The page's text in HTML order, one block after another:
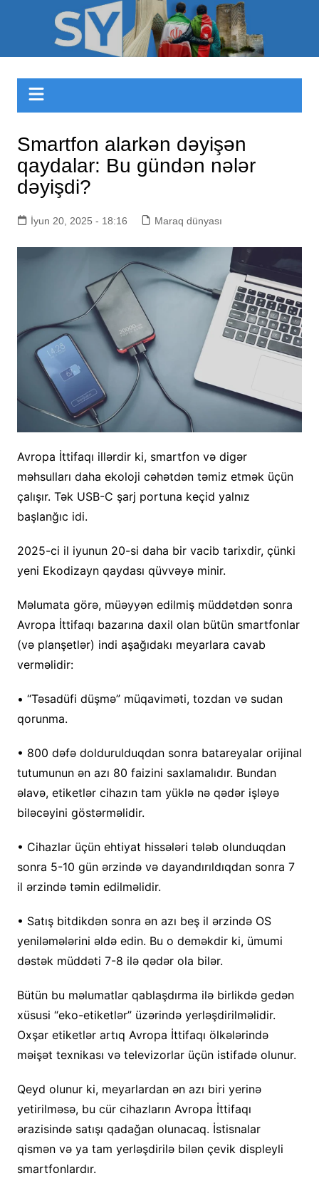
Sizinyol.org
Smartfon alarkən dəyişən
qaydalar: Bu gündən nələr
dəyişdi?
İyun 20, 2025 - 18:16 Maraq dünyası
Avropa İttifaqı illərdir ki, smartfon və digər
məhsulları daha ekoloji cəhətdən təmiz etmək üçün
çalışır. Tək USB-C şarj portuna keçid yalnız
başlanğıc idi.
2025-ci il iyunun 20-si daha bir vacib tarixdir, çünki
yeni Ekodizayn qaydası qüvvəyə minir.
Məlumata görə, müəyyən edilmiş müddətdən sonra
Avropa İttifaqı bazarına daxil olan bütün smartfonlar
(və planşetlər) indi aşağıdakı meyarlara cavab
verməlidir:
• “Təsadüfi düşmə” müqaviməti, tozdan və sudan
qorunma.
• 800 dəfə doldurulduqdan sonra batareyalar orijinal
tutumunun ən azı 80 faizini saxlamalıdır. Bundan
əlavə, etiketlər cihazın tam yüklə nə qədər işləyə
biləcəyini göstərməlidir.
• Cihazlar üçün ehtiyat hissələri tələb olunduqdan
sonra 5-10 gün ərzində və dayandırıldıqdan sonra 7
il ərzində təmin edilməlidir.
• Satış bitdikdən sonra ən azı beş il ərzində OS
yeniləmələrini əldə edin. Bu o deməkdir ki, ümumi
dəstək müddəti 7-8 ilə qədər ola bilər.
Bütün bu məlumatlar qablaşdırma ilə birlikdə gedən
xüsusi “eko-etiketlər” üzərində yerləşdirilməlidir.
Oxşar etiketlər artıq Avropa İttifaqı ölkələrində
məişət texnikası və televizorlar üçün istifadə olunur.
Qeyd olunur ki, meyarlardan ən azı biri yerinə
yetirilməsə, bu cür cihazların Avropa İttifaqı
ərazisində satışı qadağan olunacaq. İstisnalar
qismən və ya tam yerləşdirilə bilən çevik displeyli
smartfonlardır.